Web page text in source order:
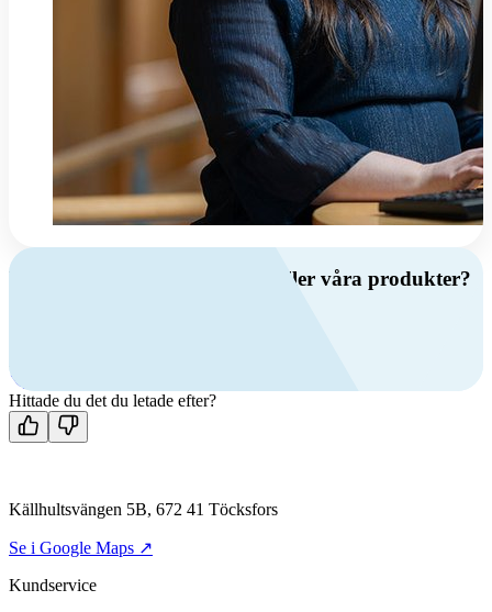
Har du frågor om ventilation eller våra produkter?
Kontakta oss
Hittade du det du letade efter?
Källhultsvängen 5B, 672 41 Töcksfors
Se i Google Maps ↗
Kundservice